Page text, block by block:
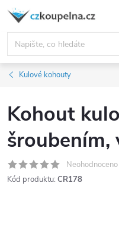
Přejít
obsah
Kulové kohouty
Kohout
šroubením,
Neohodnoceno
Kód produktu: CR178